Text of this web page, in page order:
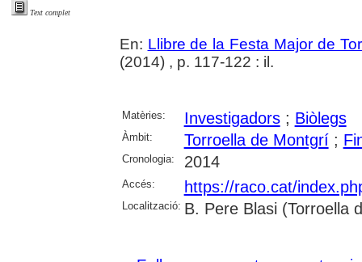
Text complet
En: Llibre de la Festa Major de
(2014) , p. 117-122 : il.
Matèries: Investigadors; Biòlegs
Àmbit: Torroella de Montgrí;
Cronologia: 2014
Accés: https://raco.cat/
Localització: B. Pere Blasi (Torroella